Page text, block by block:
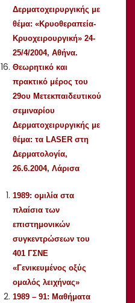
Δερματοχειρυργικής με
θέμα: «Κρυοθεραπεία-
Κρυοχειρουργική» 24-
25/4/2004, Αθήνα.
Θεωρητικό και
πρακτικό μέρος του
29ου Μετεκπαιδευτικού
σεμιναρίου
Δερματοχειρυργικής με
θέμα: τα LASER στη
Δερματολογία,
26.6.2004, Λάρισα
1989: ομιλία στα
πλαίσια των
επιστημονικών
συγκεντρώσεων του
401 ΓΣΝΕ
«Γενικευμένος οξύς
ομαλός λειχήνας»
1989 – 91: Μαθήματα